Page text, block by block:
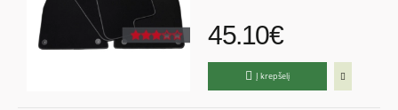
45.10€
Į krepšelį